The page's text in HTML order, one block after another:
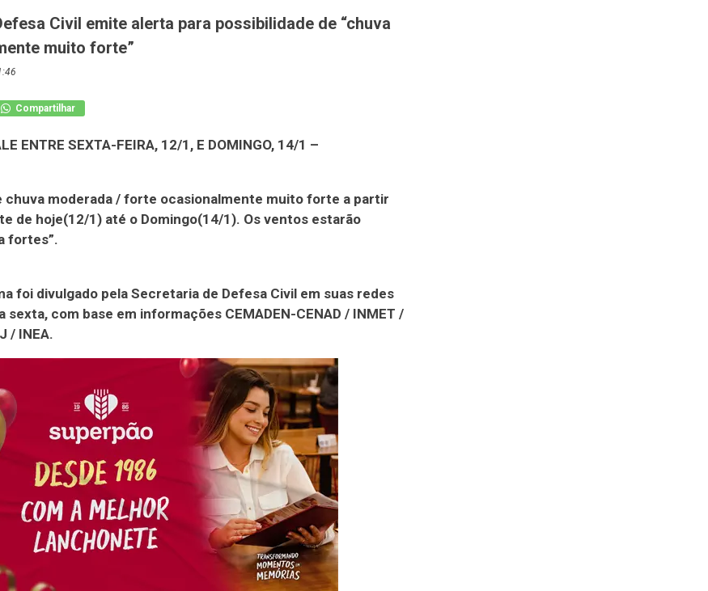
Civil emite alerta para possibilidade de “chuva
muito forte”
Compartilhar
ENTRE SEXTA-FEIRA, 12/1, E DOMINGO, 14/1 –
chuva moderada / forte ocasionalmente muito forte a partir
de hoje(12/1) até o Domingo(14/1). Os ventos estarão
fortes”.
foi divulgado pela Secretaria de Defesa Civil em suas redes
sexta, com base em informações CEMADEN-CENAD / INMET /
/ INEA.